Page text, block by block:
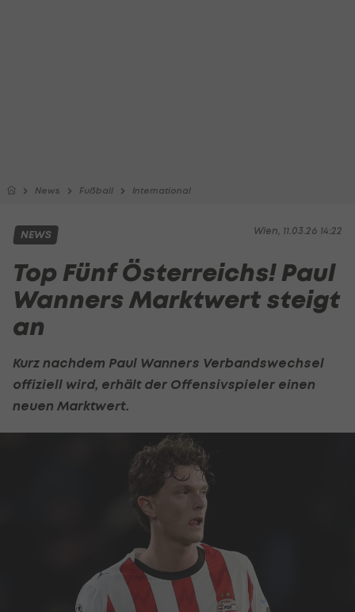
News Fußball International
Wien, 11.03.26 14:22
NEWS
Top Fünf Österreichs! Paul
Wanners Marktwert steigt
an
Kurz nachdem Paul Wanners Verbandswechsel
offiziell wird, erhält der Offensivspieler einen
neuen Marktwert.